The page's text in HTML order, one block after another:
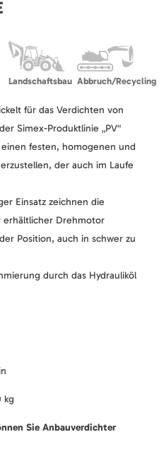
Landschaftsbau Abbruch/Recycling
für das Verdichten von
Simex-Produktlinie „PV“
festen, homogenen und
der auch im Laufe
Einsatz zeichnen die
erhältlicher Drehmotor
Position, auch in schwer zu
durch das Hydrauliköl
kg
Sie Anbauverdichter